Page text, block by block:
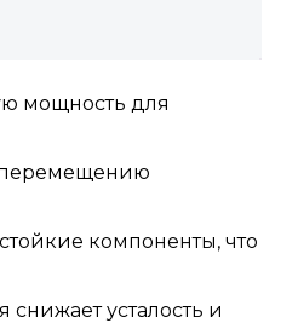
мощность для
перемещению
компоненты, что
усталость и